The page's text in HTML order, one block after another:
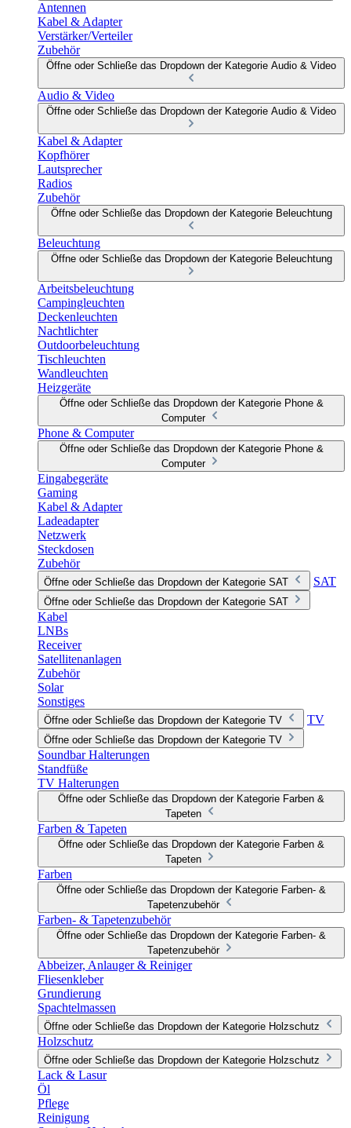
Antennen
Kabel & Adapter
Verstärker/Verteiler
Zubehör
Öffne oder Schließe das Dropdown der Kategorie Audio & Video
Audio & Video
Öffne oder Schließe das Dropdown der Kategorie Audio & Video
Kabel & Adapter
Kopfhörer
Lautsprecher
Radios
Zubehör
Öffne oder Schließe das Dropdown der Kategorie Beleuchtung
Beleuchtung
Öffne oder Schließe das Dropdown der Kategorie Beleuchtung
Arbeitsbeleuchtung
Campingleuchten
Deckenleuchten
Nachtlichter
Outdoorbeleuchtung
Tischleuchten
Wandleuchten
Heizgeräte
Öffne oder Schließe das Dropdown der Kategorie Phone &
Computer
Phone & Computer
Öffne oder Schließe das Dropdown der Kategorie Phone &
Computer
Eingabegeräte
Gaming
Kabel & Adapter
Ladeadapter
Netzwerk
Steckdosen
Zubehör
Öffne oder Schließe das Dropdown der Kategorie SAT SAT
Öffne oder Schließe das Dropdown der Kategorie SAT
Kabel
LNBs
Receiver
Satellitenanlagen
Zubehör
Solar
Sonstiges
Öffne oder Schließe das Dropdown der Kategorie TV TV
Öffne oder Schließe das Dropdown der Kategorie TV
Soundbar Halterungen
Standfüße
TV Halterungen
Öffne oder Schließe das Dropdown der Kategorie Farben &
Tapeten
Farben & Tapeten
Öffne oder Schließe das Dropdown der Kategorie Farben &
Tapeten
Farben
Öffne oder Schließe das Dropdown der Kategorie Farben- &
Tapetenzubehör
Farben- & Tapetenzubehör
Öffne oder Schließe das Dropdown der Kategorie Farben- &
Tapetenzubehör
Abbeizer, Anlauger & Reiniger
Fliesenkleber
Grundierung
Spachtelmassen
Öffne oder Schließe das Dropdown der Kategorie Holzschutz
Holzschutz
Öffne oder Schließe das Dropdown der Kategorie Holzschutz
Lack & Lasur
Öl
Pflege
Reinigung